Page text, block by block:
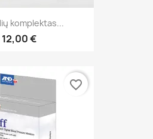
komplektas...
12,00 €
favorite_border